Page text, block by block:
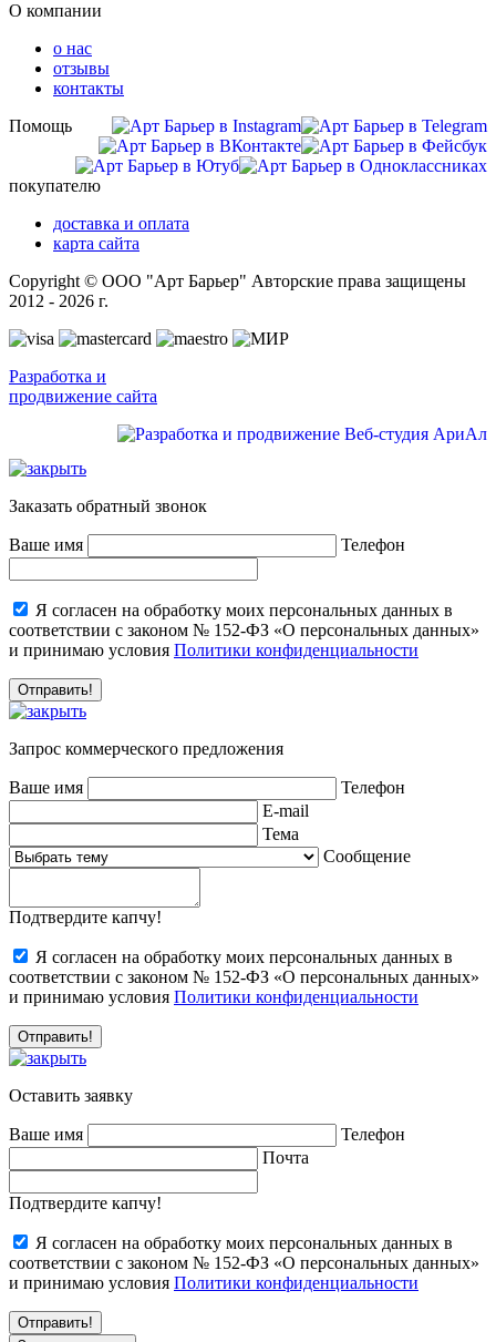
О компании
о нас
отзывы
контакты
Помощь
покупателю
доставка и оплата
карта сайта
Copyright © ООО "Арт Барьер" Авторские права защищены
2012 - 2026 г.
Разработка и
продвижение сайта
Заказать обратный звонок
Ваше имя Телефон
Я согласен на обработку моих персональных данных в
соответствии с законом № 152-ФЗ «О персональных данных»
и принимаю условия Политики конфиденциальности
Запрос коммерческого предложения
Ваше имя
Телефон
E-mail
Тема
Сообщение
Подтвердите капчу!
Я согласен на обработку моих персональных данных в
соответствии с законом № 152-ФЗ «О персональных данных»
и принимаю условия Политики конфиденциальности
Оставить заявку
Ваше имя
Телефон
Почта
Подтвердите капчу!
Я согласен на обработку моих персональных данных в
соответствии с законом № 152-ФЗ «О персональных данных»
и принимаю условия Политики конфиденциальности